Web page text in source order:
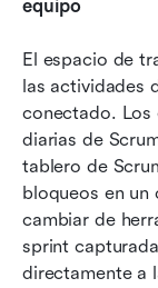
equipo
El espacio de
las actividades
conectado. Los
diarias de
tablero de
bloqueos en
cambiar de
sprint
directamente a